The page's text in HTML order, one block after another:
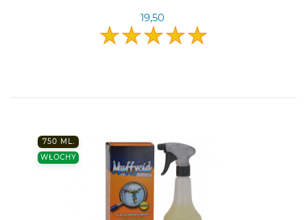
19,50
750 ML.
WŁOCHY